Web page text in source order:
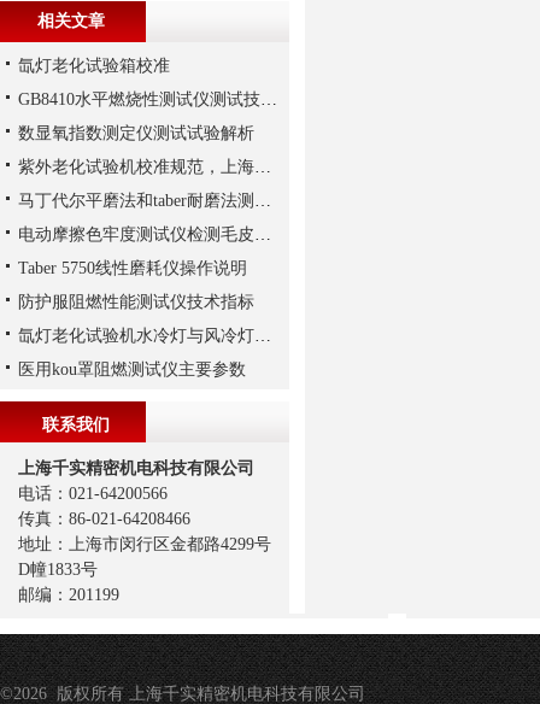
相关文章
氙灯老化试验箱校准
GB8410水平燃烧性测试仪测试技术要求与测试方法
数显氧指数测定仪测试试验解析
紫外老化试验机校准规范，上海千实的UV-master为例
马丁代尔平磨法和taber耐磨法测试皮革耐磨性对比分析
电动摩擦色牢度测试仪检测毛皮色牢度实验
Taber 5750线性磨耗仪操作说明
防护服阻燃性能测试仪技术指标
氙灯老化试验机水冷灯与风冷灯的区别
医用kou罩阻燃测试仪主要参数
联系我们
上海千实精密机电科技有限公司
电话：021-64200566
传真：86-021-64208466
地址：上海市闵行区金都路4299号
D幢1833号
邮编：201199
©2026 版权所有 上海千实精密机电科技有限公司